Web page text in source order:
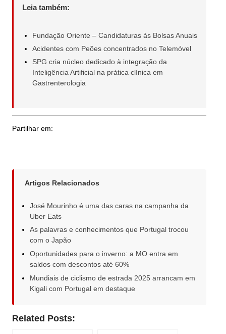
Leia também:
Fundação Oriente – Candidaturas às Bolsas Anuais
Acidentes com Peões concentrados no Telemóvel
SPG cria núcleo dedicado à integração da
Inteligência Artificial na prática clínica em
Gastrenterologia
Partilhar em:
Artigos Relacionados
José Mourinho é uma das caras na campanha da
Uber Eats
As palavras e conhecimentos que Portugal trocou
com o Japão
Oportunidades para o inverno: a MO entra em
saldos com descontos até 60%
Mundiais de ciclismo de estrada 2025 arrancam em
Kigali com Portugal em destaque
Related Posts: